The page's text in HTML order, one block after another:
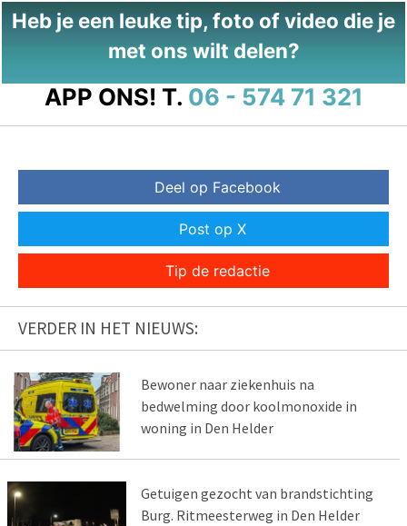
Heb je een leuke tip, foto of video die je
met ons wilt delen?
APP ONS! T. 06 - 574 71 321
Deel op Facebook
Post op X
Tip de redactie
VERDER IN HET NIEUWS:
Bewoner naar ziekenhuis na
bedwelming door koolmonoxide in
woning in Den Helder
Getuigen gezocht van brandstichting
Burg. Ritmeesterweg in Den Helder